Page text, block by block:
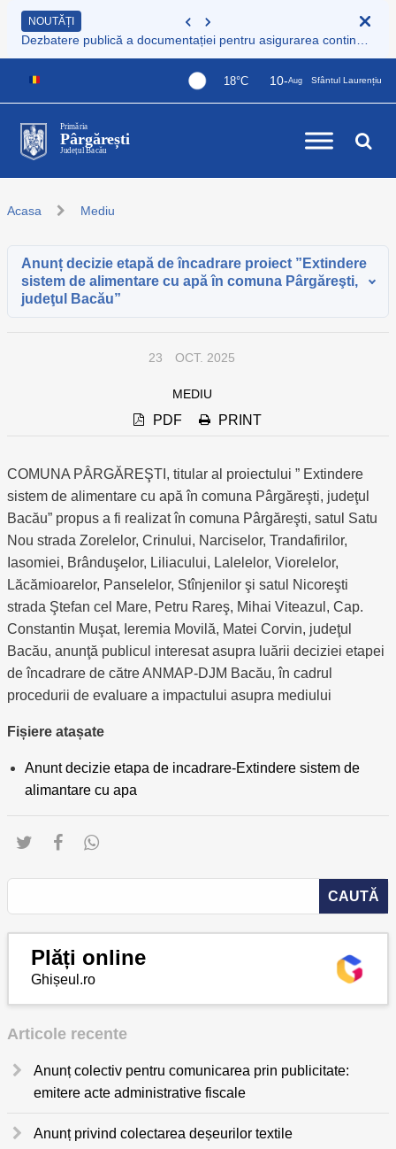
NOUTĂȚI
18°C 10-Aug Sfântul Laurențiu
Primăria
Pârgărești
Județul Bacău
Acasa Mediu
Anunț decizie etapă de încadrare proiect ”Extindere
sistem de alimentare cu apă în comuna Pârgăreşti,
judeţul Bacău”
23 OCT. 2025
MEDIU
PDF PRINT
COMUNA PÂRGĂREŞTI, titular al proiectului ” Extindere
sistem de alimentare cu apă în comuna Pârgăreşti, judeţul
Bacău” propus a fi realizat în comuna Pârgăreşti, satul Satu
Nou strada Zorelelor, Crinului, Narciselor, Trandafirilor,
Iasomiei, Brânduşelor, Liliacului, Lalelelor, Viorelelor,
Lăcămioarelor, Panselelor, Stînjenilor şi satul Nicoreşti
strada Ştefan cel Mare, Petru Rareş, Mihai Viteazul, Cap.
Constantin Muşat, Ieremia Movilă, Matei Corvin, judeţul
Bacău, anunţă publicul interesat asupra luării deciziei etapei
de încadrare de către ANMAP-DJM Bacău, în cadrul
procedurii de evaluare a impactului asupra mediului
Fișiere atașate
Anunt decizie etapa de incadrare-Extindere sistem de
alimantare cu apa
Plăți online
Ghișeul.ro
Articole recente
Anunț colectiv pentru comunicarea prin publicitate:
emitere acte administrative fiscale
Anunț privind colectarea deșeurilor textile